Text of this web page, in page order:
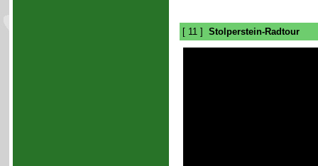
[ 11 ] Stolperstein-Radtour